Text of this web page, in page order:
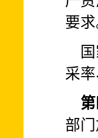
要求
采
部